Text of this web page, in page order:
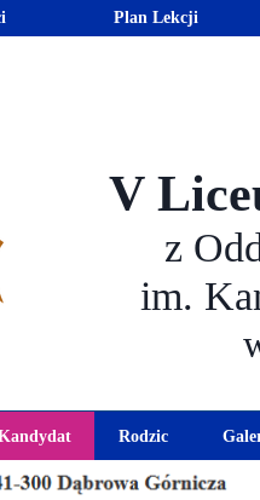
Rodzic
Harmonogram
szkolnego
Aktualności dla
V
z
im.
Plan Lekcji